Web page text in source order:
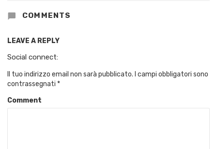
COMMENTS
LEAVE A REPLY
Social connect:
Il tuo indirizzo email non sarà pubblicato. I campi obbligatori sono
contrassegnati *
Comment